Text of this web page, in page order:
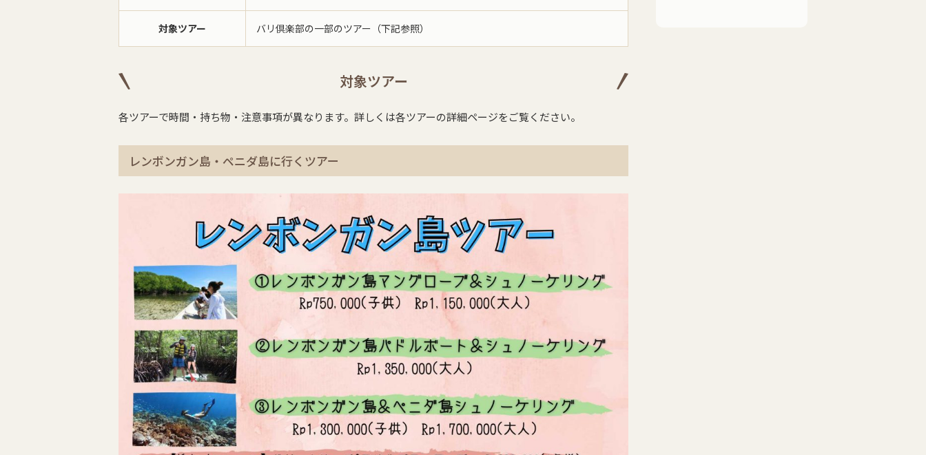
対象ツアー バリ倶楽部の一部のツアー（下記参照）
対象ツアー
各ツアーで時間・持ち物・注意事項が異なります。詳しくは各ツアーの詳細ページをご覧ください。
レンボンガン島・ペニダ島に行くツアー